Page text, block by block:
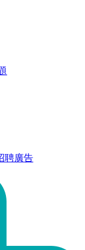
聘廣告